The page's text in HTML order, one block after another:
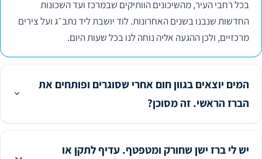
בכל רחבי העיר, מהשיכונים הוותיקים שבמרכז ועד השכונות
החדשות שנבנו בשנים האחרונות. לוד יושבת ליד נתב״ג ועל צירים
מרכזיים, ולכן ההגעה אליה נוחה לנו בכל שעות היום.
המים יוצאים בגוון חום אחרי שסוגרים ופותחים את
הברז הראשי. זה מסוכן?
יש לי ברז ישן שחורק ומטפטף. עדיף לתקן או